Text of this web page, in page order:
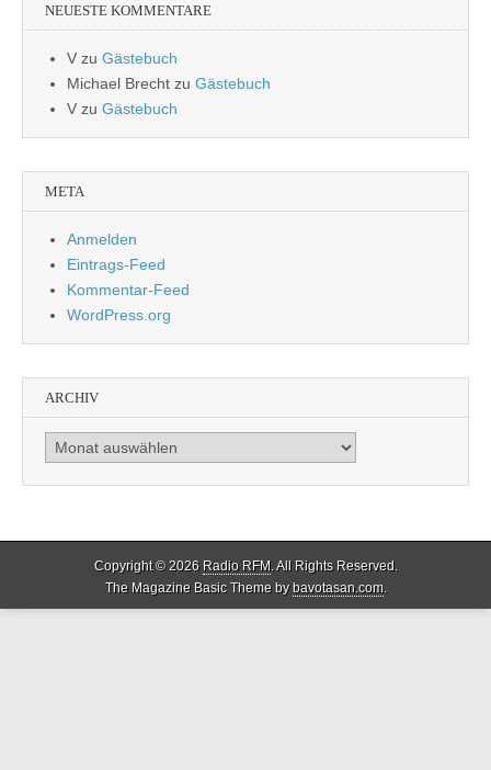
NEUESTE KOMMENTARE
V zu Gästebuch
Michael Brecht zu Gästebuch
Vzu Gästebuch
META
Anmelden
Eintrags-Feed
Kommentar-Feed
WordPress.org
ARCHIV
Archiv
Copyright © 2026 Radio RFM. All Rights Reserved.
The Magazine Basic Theme bybavotasan.com.